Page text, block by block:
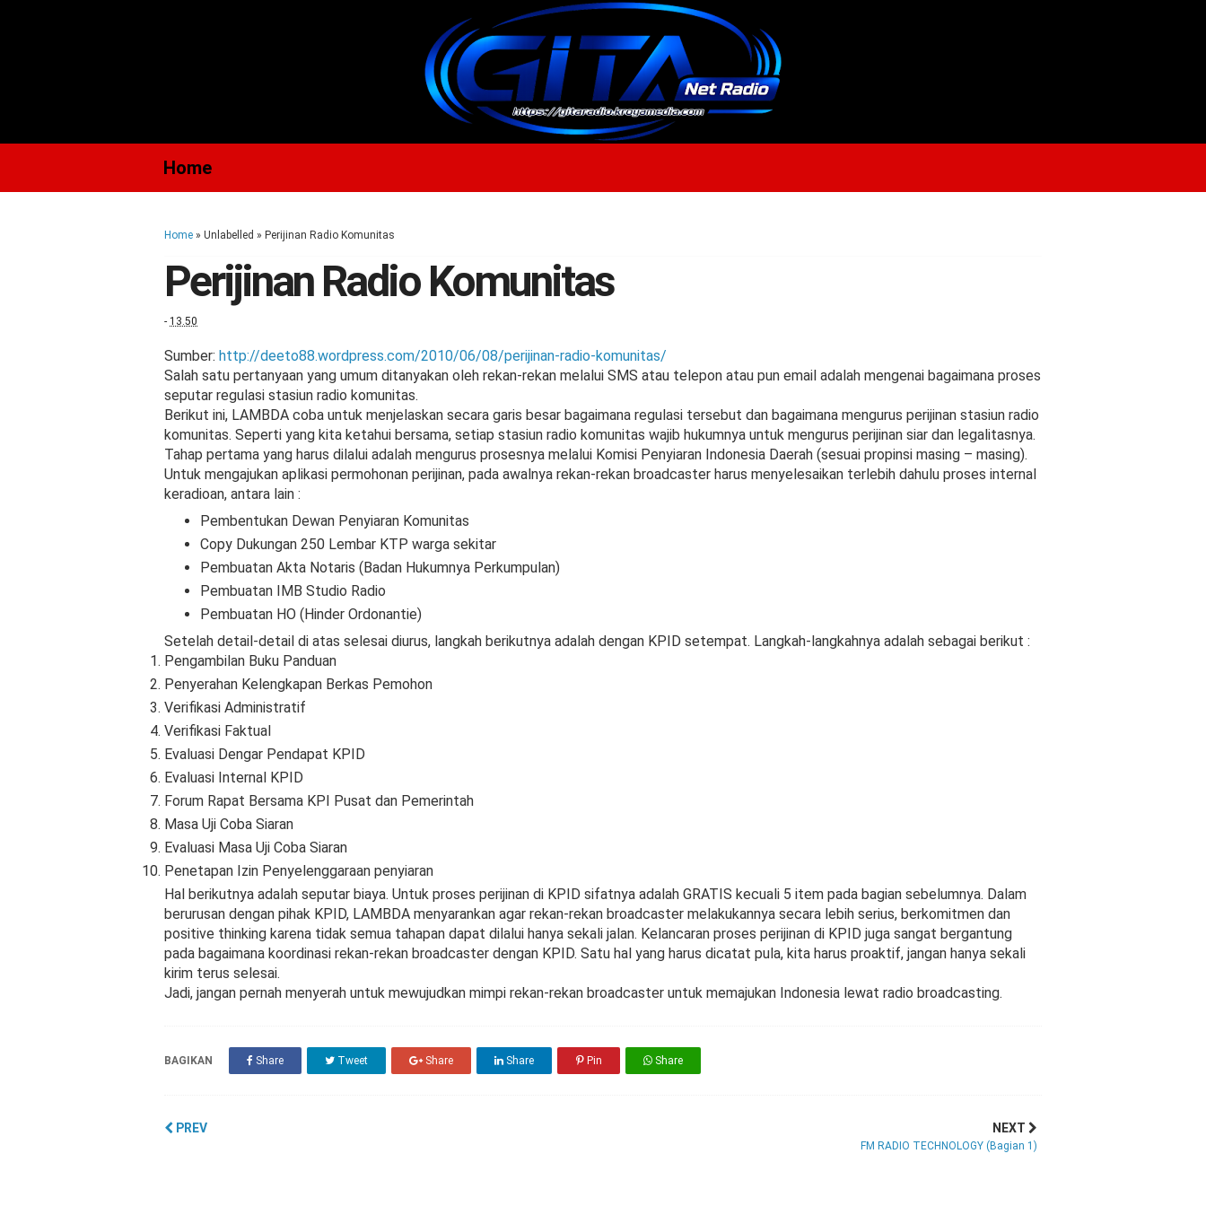
Home
Home » Unlabelled » Perijinan Radio Komunitas
Perijinan Radio Komunitas
- 13.50
Sumber: http://deeto88.wordpress.com/2010/06/08/perijinan-radio-komunitas/
Salah satu pertanyaan yang umum ditanyakan oleh rekan-rekan melalui SMS atau telepon atau pun email adalah mengenai bagaimana proses
seputar regulasi stasiun radio komunitas.
Berikut ini, LAMBDA coba untuk menjelaskan secara garis besar bagaimana regulasi tersebut dan bagaimana mengurus perijinan stasiun radio
komunitas. Seperti yang kita ketahui bersama, setiap stasiun radio komunitas wajib hukumnya untuk mengurus perijinan siar dan legalitasnya.
Tahap pertama yang harus dilalui adalah mengurus prosesnya melalui Komisi Penyiaran Indonesia Daerah (sesuai propinsi masing – masing).
Untuk mengajukan aplikasi permohonan perijinan, pada awalnya rekan-rekan broadcaster harus menyelesaikan terlebih dahulu proses internal
keradioan, antara lain :
Pembentukan Dewan Penyiaran Komunitas
Copy Dukungan 250 Lembar KTP warga sekitar
Pembuatan Akta Notaris (Badan Hukumnya Perkumpulan)
Pembuatan IMB Studio Radio
Pembuatan HO (Hinder Ordonantie)
Setelah detail-detail di atas selesai diurus, langkah berikutnya adalah dengan KPID setempat. Langkah-langkahnya adalah sebagai berikut :
Pengambilan Buku Panduan
Penyerahan Kelengkapan Berkas Pemohon
Verifikasi Administratif
Verifikasi Faktual
Evaluasi Dengar Pendapat KPID
Evaluasi Internal KPID
Forum Rapat Bersama KPI Pusat dan Pemerintah
Masa Uji Coba Siaran
Evaluasi Masa Uji Coba Siaran
Penetapan Izin Penyelenggaraan penyiaran
Hal berikutnya adalah seputar biaya. Untuk proses perijinan di KPID sifatnya adalah GRATIS kecuali 5 item pada bagian sebelumnya. Dalam
berurusan dengan pihak KPID, LAMBDA menyarankan agar rekan-rekan broadcaster melakukannya secara lebih serius, berkomitmen dan
positive thinking karena tidak semua tahapan dapat dilalui hanya sekali jalan. Kelancaran proses perijinan di KPID juga sangat bergantung
pada bagaimana koordinasi rekan-rekan broadcaster dengan KPID. Satu hal yang harus dicatat pula, kita harus proaktif, jangan hanya sekali
kirim terus selesai.
Jadi, jangan pernah menyerah untuk mewujudkan mimpi rekan-rekan broadcaster untuk memajukan Indonesia lewat radio broadcasting.
BAGIKAN Share Tweet Share Share Pin Share
PREV NEXT
FM RADIO TECHNOLOGY (Bagian 1)